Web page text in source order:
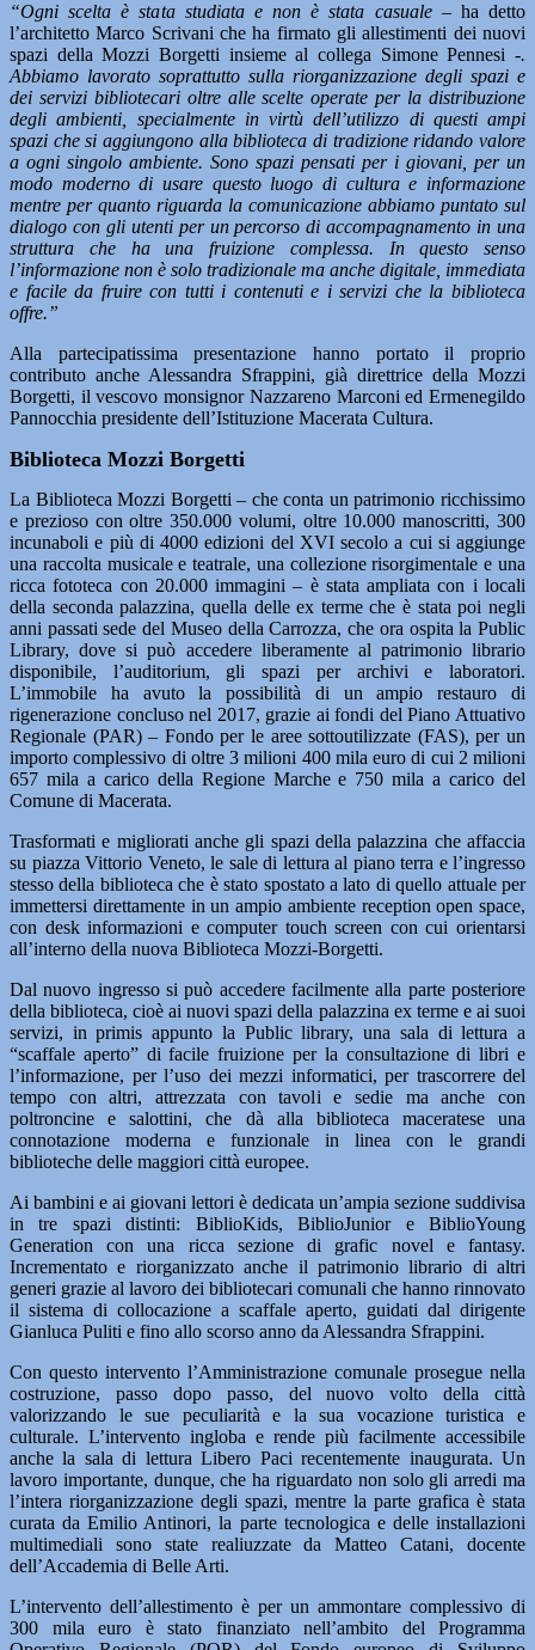
“Ogni scelta è stata studiata e non è stata casuale – ha detto
l’architetto Marco Scrivani che ha firmato gli allestimenti dei nuovi
spazi della Mozzi Borgetti insieme al collega Simone Pennesi -.
Abbiamo lavorato soprattutto sulla riorganizzazione degli spazi e
dei servizi bibliotecari oltre alle scelte operate per la distribuzione
degli ambienti, specialmente in virtù dell’utilizzo di questi ampi
spazi che si aggiungono alla biblioteca di tradizione ridando valore
a ogni singolo ambiente. Sono spazi pensati per i giovani, per un
modo moderno di usare questo luogo di cultura e informazione
mentre per quanto riguarda la comunicazione abbiamo puntato sul
dialogo con gli utenti per un percorso di accompagnamento in una
struttura che ha una fruizione complessa. In questo senso
l’informazione non è solo tradizionale ma anche digitale, immediata
e facile da fruire con tutti i contenuti e i servizi che la biblioteca
offre.”
Alla partecipatissima presentazione hanno portato il proprio
contributo anche Alessandra Sfrappini, già direttrice della Mozzi
Borgetti, il vescovo monsignor Nazzareno Marconi ed Ermenegildo
Pannocchia presidente dell’Istituzione Macerata Cultura.
Biblioteca Mozzi Borgetti
La Biblioteca Mozzi Borgetti – che conta un patrimonio ricchissimo
e prezioso con oltre 350.000 volumi, oltre 10.000 manoscritti, 300
incunaboli e più di 4000 edizioni del XVI secolo a cui si aggiunge
una raccolta musicale e teatrale, una collezione risorgimentale e una
ricca fototeca con 20.000 immagini – è stata ampliata con i locali
della seconda palazzina, quella delle ex terme che è stata poi negli
anni passati sede del Museo della Carrozza, che ora ospita la Public
Library, dove si può accedere liberamente al patrimonio librario
disponibile, l’auditorium, gli spazi per archivi e laboratori.
L’immobile ha avuto la possibilità di un ampio restauro di
rigenerazione concluso nel 2017, grazie ai fondi del Piano Attuativo
Regionale (PAR) – Fondo per le aree sottoutilizzate (FAS), per un
importo complessivo di oltre 3 milioni 400 mila euro di cui 2 milioni
657 mila a carico della Regione Marche e 750 mila a carico del
Comune di Macerata.
Trasformati e migliorati anche gli spazi della palazzina che affaccia
su piazza Vittorio Veneto, le sale di lettura al piano terra e l’ingresso
stesso della biblioteca che è stato spostato a lato di quello attuale per
immettersi direttamente in un ampio ambiente reception open space,
con desk informazioni e computer touch screen con cui orientarsi
all’interno della nuova Biblioteca Mozzi-Borgetti.
Dal nuovo ingresso si può accedere facilmente alla parte posteriore
della biblioteca, cioè ai nuovi spazi della palazzina ex terme e ai suoi
servizi, in primis appunto la Public library, una sala di lettura a
“scaffale aperto” di facile fruizione per la consultazione di libri e
l’informazione, per l’uso dei mezzi informatici, per trascorrere del
tempo con altri, attrezzata con tavoli e sedie ma anche con
poltroncine e salottini, che dà alla biblioteca maceratese una
connotazione moderna e funzionale in linea con le grandi
biblioteche delle maggiori città europee.
Ai bambini e ai giovani lettori è dedicata un’ampia sezione suddivisa
in tre spazi distinti: BiblioKids, BiblioJunior e BiblioYoung
Generation con una ricca sezione di grafic novel e fantasy.
Incrementato e riorganizzato anche il patrimonio librario di altri
generi grazie al lavoro dei bibliotecari comunali che hanno rinnovato
il sistema di collocazione a scaffale aperto, guidati dal dirigente
Gianluca Puliti e fino allo scorso anno da Alessandra Sfrappini.
Con questo intervento l’Amministrazione comunale prosegue nella
costruzione, passo dopo passo, del nuovo volto della città
valorizzando le sue peculiarità e la sua vocazione turistica e
culturale. L’intervento ingloba e rende più facilmente accessibile
anche la sala di lettura Libero Paci recentemente inaugurata. Un
lavoro importante, dunque, che ha riguardato non solo gli arredi ma
l’intera riorganizzazione degli spazi, mentre la parte grafica è stata
curata da Emilio Antinori, la parte tecnologica e delle installazioni
multimediali sono state realiuzzate da Matteo Catani, docente
dell’Accademia di Belle Arti.
L’intervento dell’allestimento è per un ammontare complessivo di
300 mila euro è stato finanziato nell’ambito del Programma